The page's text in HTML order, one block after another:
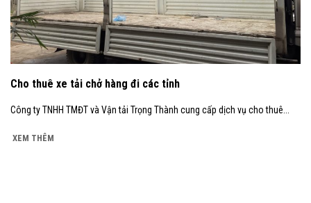
Cho thuê xe tải chở hàng đi các tỉnh
Công ty TNHH TMĐT và Vận tải Trọng Thành cung cấp dịch vụ cho thuê...
XEM THÊM